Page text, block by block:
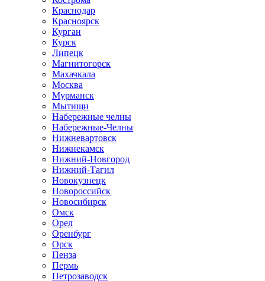
Краснодар
Красноярск
Курган
Курск
Липецк
Магнитогорск
Махачкала
Москва
Мурманск
Мытищи
Набережные челны
Набережные-Челны
Нижневартовск
Нижнекамск
Нижний-Новгород
Нижний-Тагил
Новокузнецк
Новороссийск
Новосибирск
Омск
Орел
Оренбург
Орск
Пенза
Пермь
Петрозаводск